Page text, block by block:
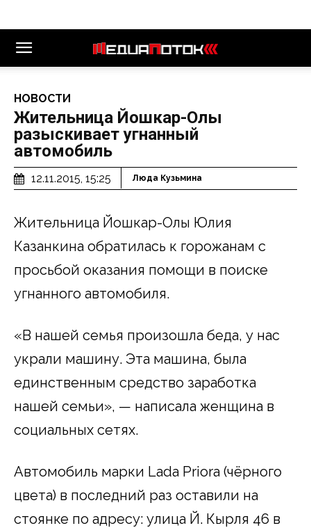
НОВОСТИ
Жительница Йошкар-Олы
разыскивает угнанный
автомобиль
12.11.2015, 15:25 Люда Кузьмина
Жительница Йошкар-Олы Юлия
Казанкина обратилась к горожанам с
просьбой оказания помощи в поиске
угнанного автомобиля.
«В нашей семья произошла беда, у нас
украли машину. Эта машина, была
единственным средство заработка
нашей семьи», — написала женщина в
социальных сетях.
Автомобиль марки Lada Priora (чёрного
цвета) в последний раз оставили на
стоянке по адресу: улица Й. Кырля 46 в